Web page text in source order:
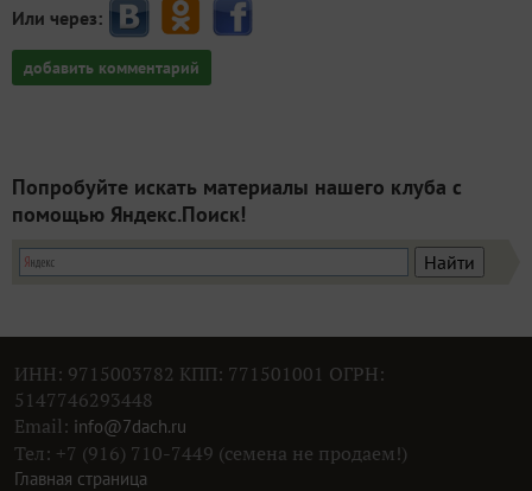
Или через:
добавить комментарий
Попробуйте искать материалы нашего клуба с
помощью Яндекс.Поиск!
ИНН: 9715003782 КПП: 771501001 ОГРН:
5147746293448
Email: info@7dach.ru
Тел: +7 (916) 710-7449 (семена не продаем!)
Главная страница